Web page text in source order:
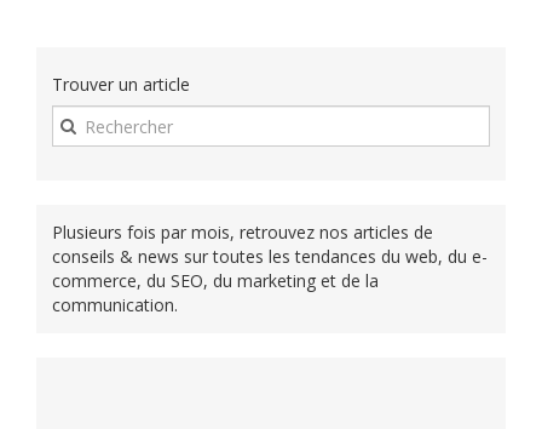
Trouver un article
Plusieurs fois par mois, retrouvez nos articles de
conseils & news sur toutes les tendances du web, du e-
commerce, du SEO, du marketing et de la
communication.